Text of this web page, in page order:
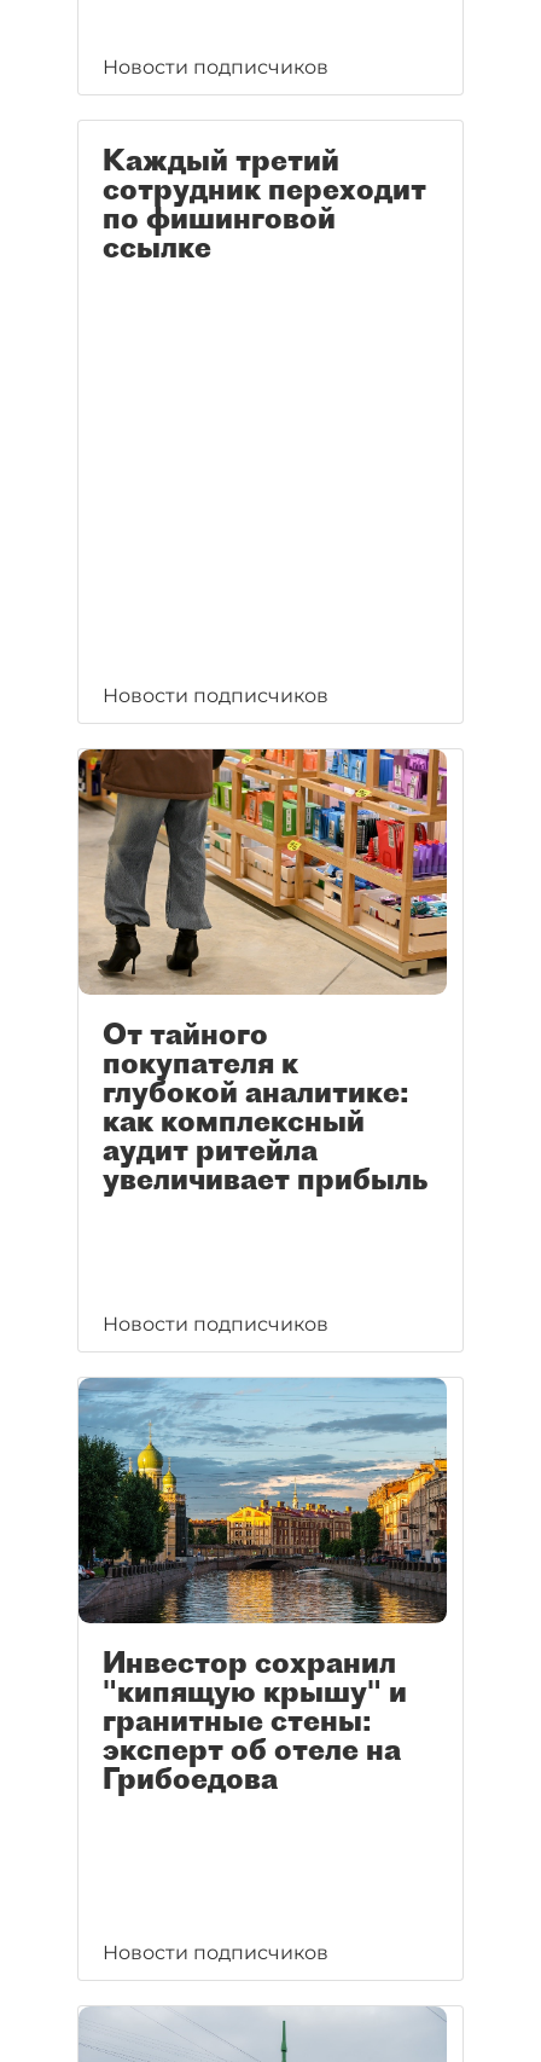
Новости подписчиков
Каждый третий
сотрудник переходит
по фишинговой
ссылке
Новости подписчиков
От тайного
покупателя к
глубокой аналитике:
как комплексный
аудит ритейла
увеличивает прибыль
Новости подписчиков
Инвестор сохранил
"кипящую крышу" и
гранитные стены:
эксперт об отеле на
Грибоедова
Новости подписчиков